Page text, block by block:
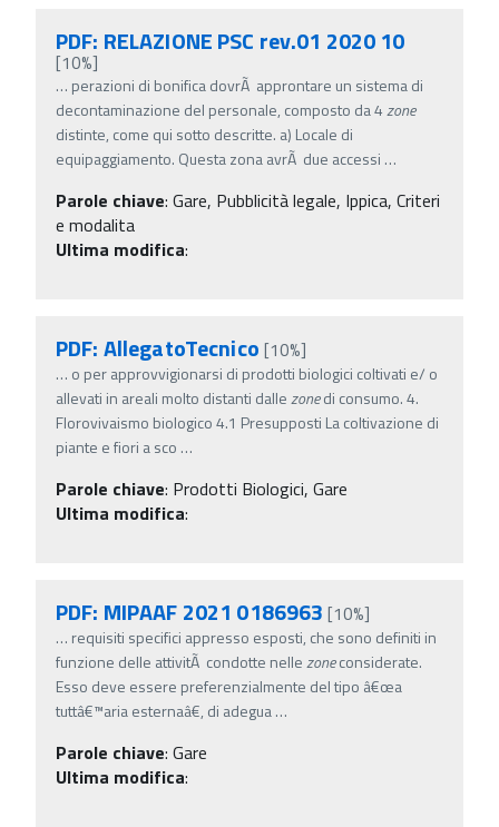
PDF: RELAZIONE PSC rev.01 2020 10
[10%]
… perazioni di bonifica dovrÃ approntare un sistema di
decontaminazione del personale, composto da 4zone
distinte, come qui sotto descritte. a) Locale di
equipaggiamento. Questa zona avrÃ due accessi …
Parole chiave: Gare, Pubblicità legale, Ippica, Criteri
e modalita
Ultima modifica:
PDF: AllegatoTecnico [10%]
… o per approvvigionarsi di prodotti biologici coltivati e/ o
allevati in areali molto distanti dallezonedi consumo. 4.
Florovivaismo biologico 4.1 Presupposti La coltivazione di
piante e fiori a sco …
Parole chiave: Prodotti Biologici, Gare
Ultima modifica:
PDF: MIPAAF 2021 0186963 [10%]
… requisiti specifici appresso esposti, che sono definiti in
funzione delle attivitÃ condotte nellezoneconsiderate.
Esso deve essere preferenzialmente del tipo â€œa
tuttâ€™aria esternaâ€, di adegua…
Parole chiave: Gare
Ultima modifica: